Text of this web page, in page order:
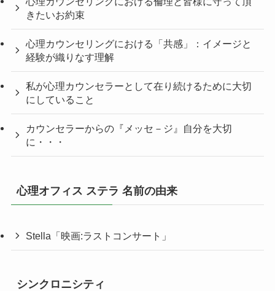
きたいお約束
心理カウンセリングにおける「共感」：イメージと
経験が織りなす理解
私が心理カウンセラーとして在り続けるために大切
にしていること
カウンセラーからの『メッセ－ジ』自分を大切
に・・・
心理オフィス ステラ 名前の由来
Stella「映画:ラストコンサート」
シンクロニシティ